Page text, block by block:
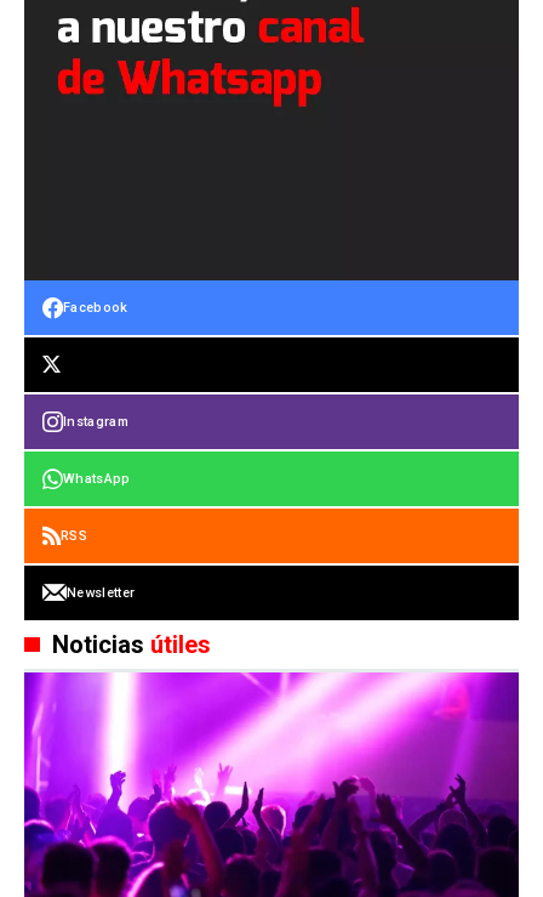
Facebook
Instagram
WhatsApp
RSS
Newsletter
Noticias útiles